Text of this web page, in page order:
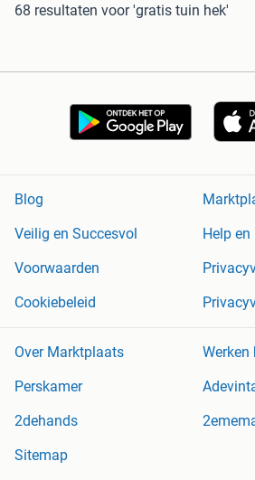
68 resultaten voor 'gratis tuin hek'
Blog
Veilig en Succesvol
Help
Voorwaarden
Cookiebeleid
Over Marktplaats
Werken
Perskamer
2dehands
Sitemap